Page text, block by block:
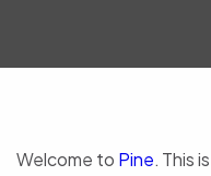
Welcome to Pine. This